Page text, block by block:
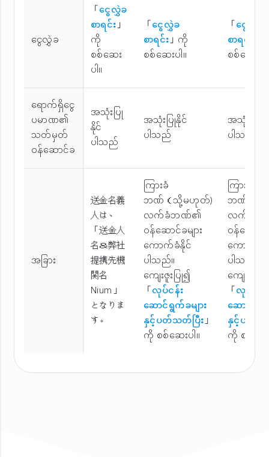
ငွေလွှဲခ
「ငွေလွှဲခ
စာရင်း」
ကို
စစ်ဆေး
ပါ။
「ငွေလွှဲခ
စာရင်း」ကို
စစ်ဆေးပါ။
「ငွေလွှဲခ
စာရင်း
စစ်ဆေးပါ
ရောက်ရှိငွေ
ပမာဏ၏
သတ်မှတ်
ဝန်ဆောင်ခ
အသုံးပြု
နိုင်
ပါသည်
အသုံးပြုနိုင်
ပါသည်
အသုံးပြုနို
ပါသည်
အခြား
送金名義
人は、
「送金人
名＆弊社
提携先機
関名
Nium」
となりま
す。
ကြားခံ
ဘဏ်（သို့မဟုတ်)
လက်ခံဘဏ်၏
ဝန်ဆောင်ခများ
ကောက်ခံနိုင်
ပါသည်။
ကျေးဇူးပြု၍
「လုပ်ငန်း
ဆောင်ရွက်ခများ
နှင့်ပတ်သတ်ပြီး」
ကို စစ်ဆေးပါ။
ကြားခံ
ဘဏ်（
လက်ခံ
ဝန်ဆောင်
ကောက်ခံ
ပါသည်။
ကျေးဇူးပ
「လုပ်ငန်း
ဆောင်ရွက်
နှင့်ပတ်သ
ကို စစ်ဆေ